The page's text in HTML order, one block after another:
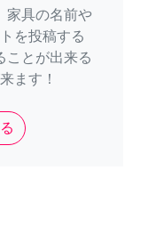
家具の名前や
を投稿する
ことが出来る
ます！